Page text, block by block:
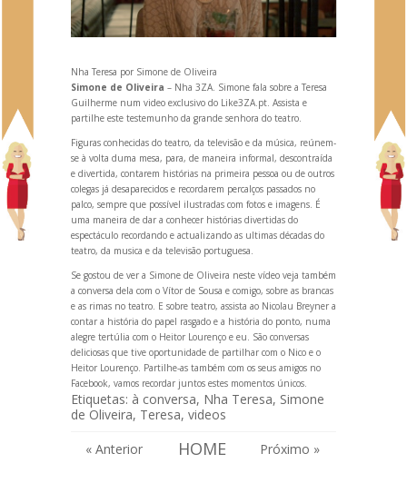
Nha Teresa por Simone de Oliveira
Simone de Oliveira – Nha 3ZA. Simone fala sobre a Teresa
Guilherme num video exclusivo do Like3ZA.pt. Assista e
partilhe este testemunho da grande senhora do teatro.
Figuras conhecidas do teatro, da televisão e da música, reúnem-
se à volta duma mesa, para, de maneira informal, descontraída
e divertida, contarem histórias na primeira pessoa ou de outros
colegas já desaparecidos e recordarem percalços passados no
palco, sempre que possível ilustradas com fotos e imagens. É
uma maneira de dar a conhecer histórias divertidas do
espectáculo recordando e actualizando as ultimas décadas do
teatro, da musica e da televisão portuguesa.
Se gostou de ver a Simone de Oliveira neste vídeo veja também
a conversa dela com o Vítor de Sousa e comigo, sobre as brancas
e as rimas no teatro. E sobre teatro, assista ao Nicolau Breyner a
contar a história do papel rasgadoe a história do ponto, numa
alegre tertúlia com o Heitor Lourenço e eu. São conversas
deliciosas que tive oportunidade de partilhar com o Nico e o
Heitor Lourenço. Partilhe-as também com os seus amigos no
Facebook, vamos recordar juntos estes momentos únicos.
Etiquetas: à conversa, Nha Teresa, Simone
de Oliveira, Teresa, videos
« Anterior
HOME Próximo »